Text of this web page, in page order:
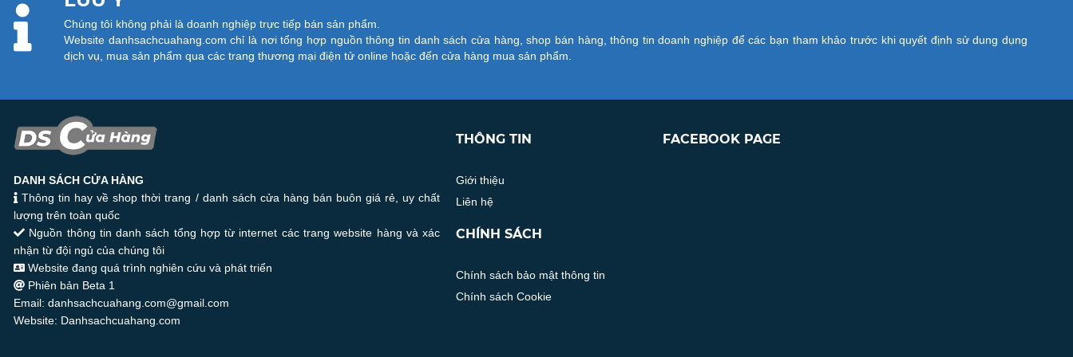
Chúng tôi không phải là doanh nghiệp trực tiếp bán sản phẩm.
Website danhsachcuahang.com chỉ là nơi tổng hợp nguồn thông tin danh sách cửa hàng, shop bán hàng, thông tin doanh nghiệp để các bạn tham khảo trước khi quyết định sử dung dụng
dịch vụ, mua sản phẩm qua các trang thương mại điện tử online hoặc đến cửa hàng mua sản phẩm.
DANH SÁCH CỬA HÀNG
Thông tin hay về shop thời trang / danh sách cửa hàng bán buôn giá rẻ, uy chất
lượng trên toàn quốc
Nguồn thông tin danh sách tổng hợp từ internet các trang website hàng và xác
nhận từ đội ngủ của chúng tôi
Website đang quá trình nghiên cứu và phát triển
Phiên bản Beta 1
Email: danhsachcuahang.com@gmail.com
Website: Danhsachcuahang.com
THÔNG TIN
Giới thiệu
Liên hệ
CHÍNH SÁCH
Chính sách bảo mật thông tin
Chính sách Cookie
FACEBOOK PAGE